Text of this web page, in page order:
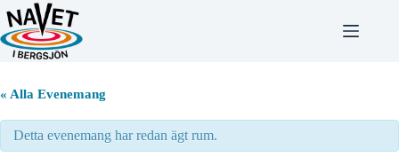
Hoppa
till
innehåll
« Alla Evenemang
Detta evenemang har redan ägt rum.